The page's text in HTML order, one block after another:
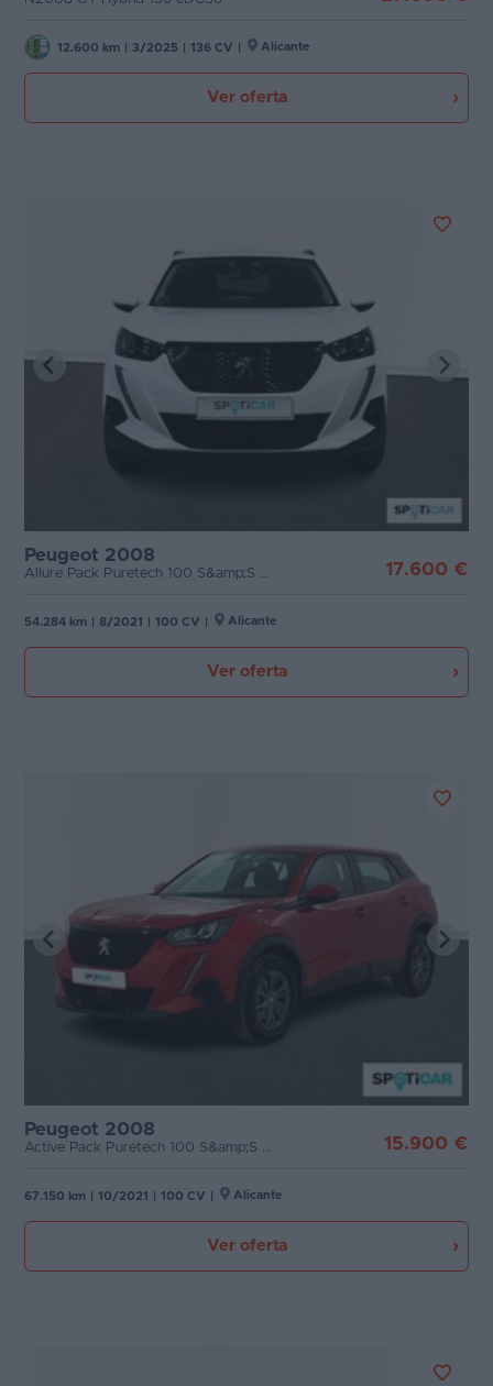
12.600 km 3/2025 136 CV Alicante
Ver oferta
Peugeot 2008
Allure Pack Puretech 100 S&amp;S BVM6 17.600 €
54.284 km 8/2021 100 CV Alicante
Ver oferta
Peugeot 2008
Active Pack Puretech 100 S&amp;S BVM6 15.900 €
67.150 km 10/2021 100 CV Alicante
Ver oferta